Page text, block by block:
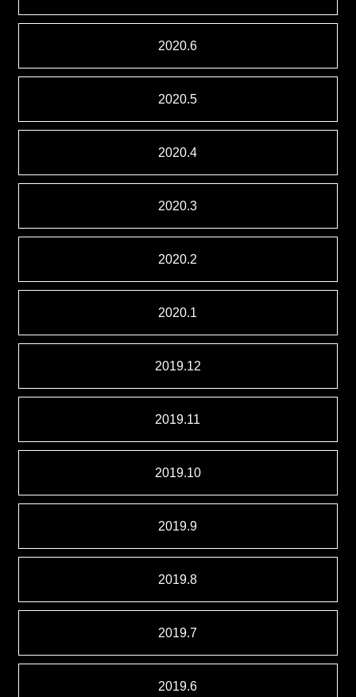
2020.6
2020.5
2020.4
2020.3
2020.2
2020.1
2019.12
2019.11
2019.10
2019.9
2019.8
2019.7
2019.6